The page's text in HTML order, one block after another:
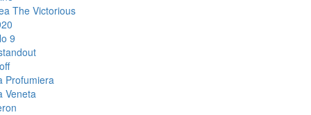
The Victorious
9
Profumiera
Veneta